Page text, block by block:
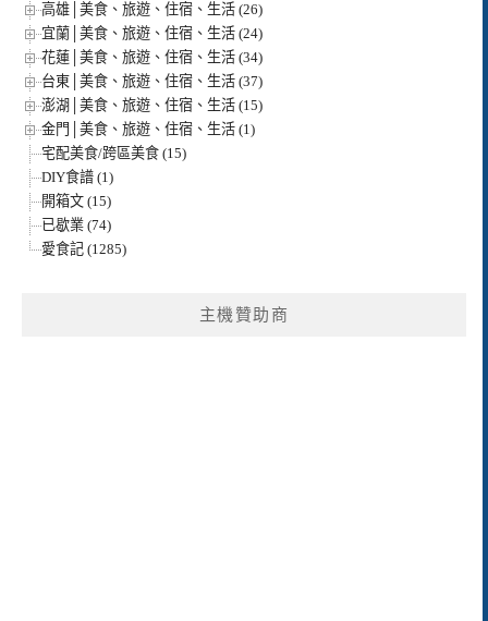
高雄│美食、旅遊、住宿、生活 (26)
宜蘭│美食、旅遊、住宿、生活 (24)
花蓮│美食、旅遊、住宿、生活 (34)
台東│美食、旅遊、住宿、生活 (37)
澎湖│美食、旅遊、住宿、生活 (15)
金門│美食、旅遊、住宿、生活 (1)
宅配美食/跨區美食 (15)
DIY食譜 (1)
開箱文 (15)
已歇業 (74)
愛食記 (1285)
主機贊助商